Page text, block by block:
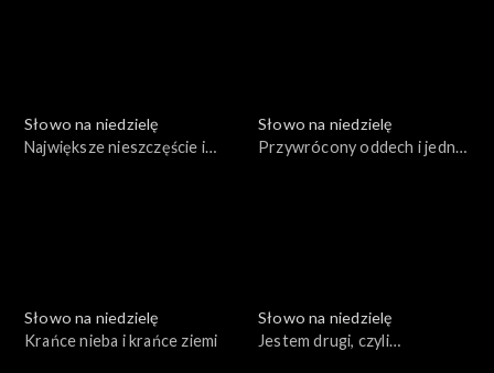
Słowo na niedzielę
Największe nieszczęście i
Słowo na niedzielę
Przywrócony oddech i jedno
Słowo na niedzielę
Krańce nieba i krańce ziemi
Słowo na niedzielę
Jestem drugi, czyli